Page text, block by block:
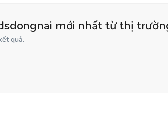
mới nhất từ thị
quả.